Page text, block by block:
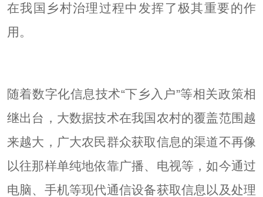
在我国乡村治理过程中发挥了极其重要的作
用。
随着数字化信息技术“下乡入户”等相关政策相
继出台，大数据技术在我国农村的覆盖范围越
来越大，广大农民群众获取信息的渠道不再像
以往那样单纯地依靠广播、电视等，如今通过
电脑、手机等现代通信设备获取信息以及处理